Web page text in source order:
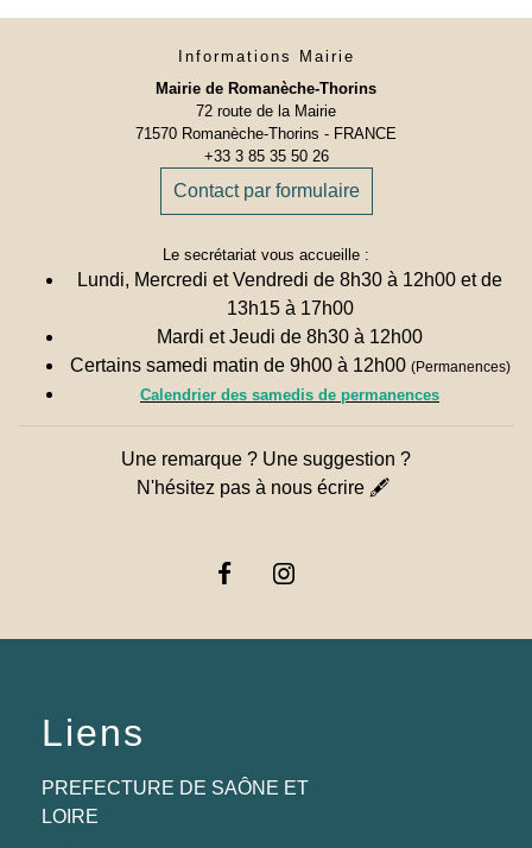
Informations Mairie
Mairie de Romanèche-Thorins
72 route de la Mairie
71570 Romanèche-Thorins - FRANCE
+33 3 85 35 50 26
Contact par formulaire
Le secrétariat vous accueille :
Lundi, Mercredi et Vendredi de 8h30 à 12h00 et de
13h15 à 17h00
Mardi et Jeudi de 8h30 à 12h00
Certains samedi matin de 9h00 à 12h00 (Permanences)
Calendrier des samedis de permanences
Une remarque ? Une suggestion ?
N'hésitez pas à nous écrire 🖋
Liens
PREFECTURE DE SAÔNE ET
LOIRE